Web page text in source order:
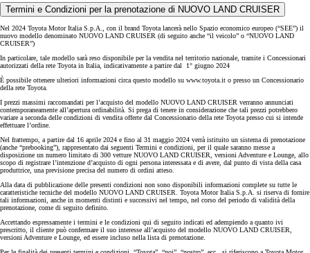
Termini e Condizioni per la prenotazione di NUOVO LAND CRUISER
Nel 2024 Toyota Motor Italia S.p.A., con il brand Toyota lancerà nello Spazio economico europeo (“SEE”) il
nuovo modello denominato NUOVO LAND CRUISER (di seguito anche “il veicolo” o “NUOVO LAND
CRUISER”)
In particolare, tale modello sarà reso disponibile per la vendita nel territorio nazionale, tramite i Concessionari
autorizzati della rete Toyota in Italia, indicativamente a partire dal 1° giugno 2024
È possibile ottenere ulteriori informazioni circa questo modello su www.toyota.it o presso un Concessionario
della rete Toyota.
I prezzi massimi raccomandati per l’acquisto del modello NUOVO LAND CRUISER verranno annunciati
contemporaneamente all’apertura ordinabilità. Si prega di tenere in considerazione che tali prezzi potrebbero
variare a seconda delle condizioni di vendita offerte dal Concessionario della rete Toyota presso cui si intende
effettuare l’ordine.
Nel frattempo, a partire dal 16 aprile 2024 e fino al 31 maggio 2024 verrà istituito un sistema di prenotazione
(anche “prebooking”), rappresentato dai seguenti Termini e condizioni, per il quale saranno messe a
disposizione un numero limitato di 300 vetture NUOVO LAND CRUISER, versioni Adventure e Lounge, allo
scopo di registrare l’intenzione d’acquisto di ogni persona interessata e di avere, dal punto di vista della casa
produttrice, una previsione precisa del numero di ordini atteso.
Alla data di pubblicazione delle presenti condizioni non sono disponibili informazioni complete su tutte le
caratteristiche tecniche del modello NUOVO LAND CRUISER. Toyota Motor Italia S.p.A. si riserva di fornire
tali informazioni, anche in momenti distinti e successivi nel tempo, nel corso del periodo di validità della
prenotazione, come di seguito definito.
Accettando espressamente i termini e le condizioni qui di seguito indicati ed adempiendo a quanto ivi
prescritto, il cliente può confermare il suo interesse all’acquisto del modello NUOVO LAND CRUISER,
versioni Adventure e Lounge, ed essere incluso nella lista di prenotazione.